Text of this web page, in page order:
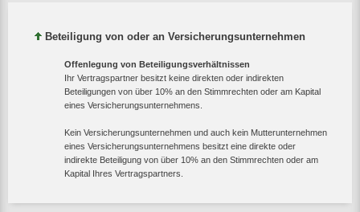
Beteiligung von oder an Versicherungsunternehmen
Offenlegung von Beteiligungsverhältnissen
Ihr Vertragspartner besitzt keine direkten oder indirekten
Beteiligungen von über 10% an den Stimmrechten oder am Kapital
eines Versicherungsunternehmens.
Kein Versicherungsunternehmen und auch kein Mutterunternehmen
eines Versicherungsunternehmens besitzt eine direkte oder
indirekte Beteiligung von über 10% an den Stimmrechten oder am
Kapital Ihres Vertragspartners.